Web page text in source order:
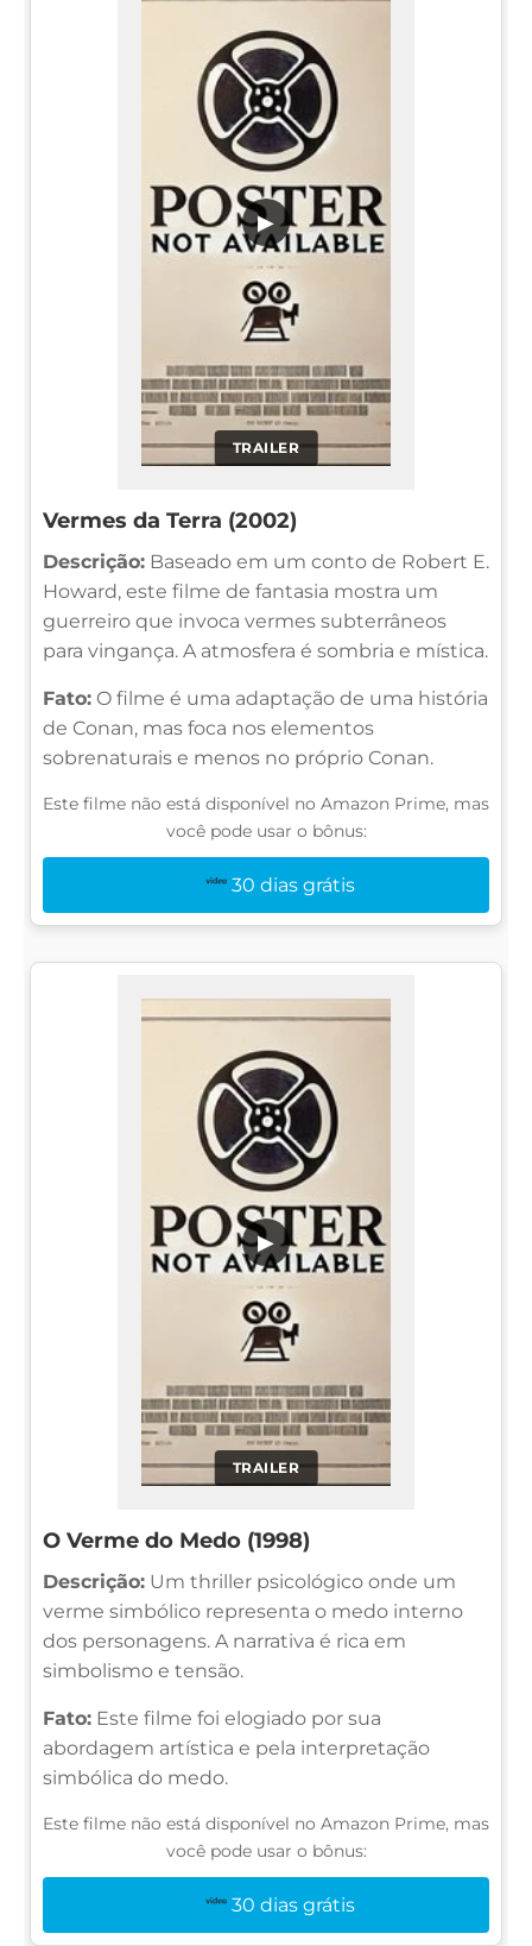
TRAILER
▶
Vermes da Terra (2002)
Descrição: Baseado em um conto de Robert E.
Howard, este filme de fantasia mostra um
guerreiro que invoca vermes subterrâneos
para vingança. A atmosfera é sombria e mística.
Fato: O filme é uma adaptação de uma história
de Conan, mas foca nos elementos
sobrenaturais e menos no próprio Conan.
Este filme não está disponível no Amazon Prime, mas
você pode usar o bônus:
30 dias grátis
TRAILER
▶
O Verme do Medo (1998)
Descrição: Um thriller psicológico onde um
verme simbólico representa o medo interno
dos personagens. A narrativa é rica em
simbolismo e tensão.
Fato: Este filme foi elogiado por sua
abordagem artística e pela interpretação
simbólica do medo.
Este filme não está disponível no Amazon Prime, mas
você pode usar o bônus:
30 dias grátis